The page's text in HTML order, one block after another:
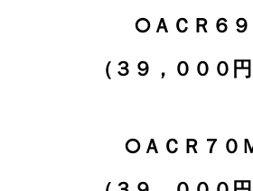
○ＡＣＲ６
（３９，０００円
○ＡＣＲ７０